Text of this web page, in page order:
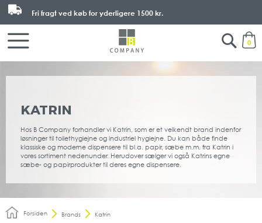
0
Fri fragt ved køb for yderligere 1500 kr.
Search
KATRIN
Hos B Company forhandler vi Katrin, som er et velkendt brand indenfor
løsninger til toilethygiejne og industriel hygiejne. Du kan både finde
klassiske og moderne dispensere til bl.a. papir, sæbe m.m. fra Katrin i
vores sortiment nedenunder. Herudover sælger vi også Katrins egne
sæbe- og papirprodukter til deres egne dispensere.
Forsiden Brands Katrin